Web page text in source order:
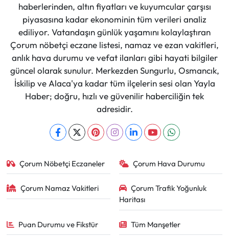
haberlerinden, altın fiyatları ve kuyumcular çarşısı
piyasasına kadar ekonominin tüm verileri analiz
ediliyor. Vatandaşın günlük yaşamını kolaylaştıran
Çorum nöbetçi eczane listesi, namaz ve ezan vakitleri,
anlık hava durumu ve vefat ilanları gibi hayati bilgiler
güncel olarak sunulur. Merkezden Sungurlu, Osmancık,
İskilip ve Alaca'ya kadar tüm ilçelerin sesi olan Yayla
Haber; doğru, hızlı ve güvenilir haberciliğin tek
adresidir.
Çorum Nöbetçi Eczaneler Çorum Hava Durumu
Çorum Namaz Vakitleri
Çorum Trafik Yoğunluk
Haritası
Puan Durumu ve Fikstür Tüm Manşetler